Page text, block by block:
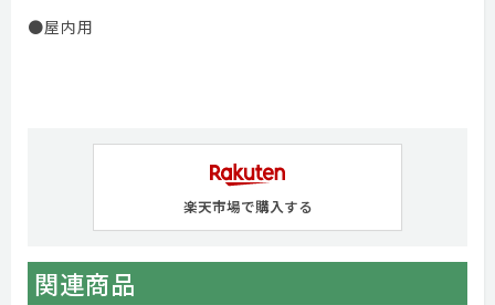
●屋内用
楽天市場で購入する
関連商品